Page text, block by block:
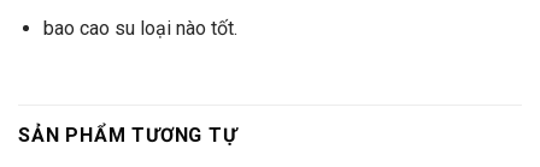
bao cao su loại nào tốt.
SẢN PHẨM TƯƠNG TỰ